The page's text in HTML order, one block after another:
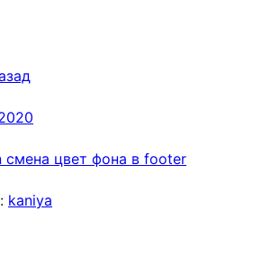
смена цвет фона в footer
kaniya